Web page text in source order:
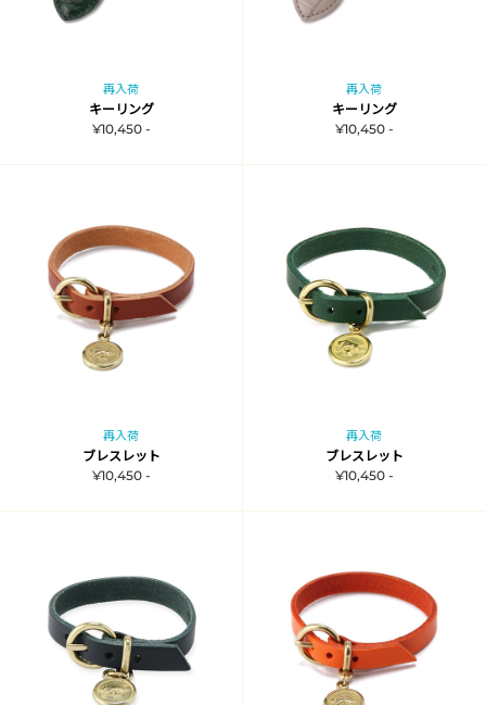
再入荷
キーリング
¥10,450 -
再入荷
キーリング
¥10,450 -
再入荷
ブレスレット
¥10,450 -
再入荷
ブレスレット
¥10,450 -